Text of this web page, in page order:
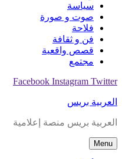
سياسة
صوت و صورة
فلاحة
فن و ثقافة
قصص واقعية
مجتمع
Facebook Instagram Twitter
العربية بريس
العربية بريس منصة إعلامية
Menu